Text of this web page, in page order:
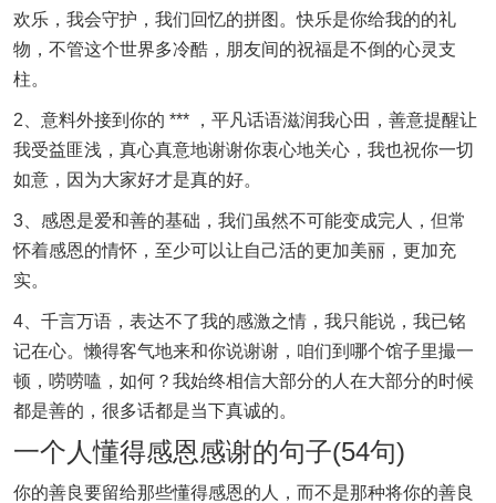
欢乐，我会守护，我们回忆的拼图。快乐是你给我的的礼
物，不管这个世界多冷酷，朋友间的祝福是不倒的心灵支
柱。
2、意料外接到你的 *** ，平凡话语滋润我心田，善意提醒让
我受益匪浅，真心真意地谢谢你衷心地关心，我也祝你一切
如意，因为大家好才是真的好。
3、感恩是爱和善的基础，我们虽然不可能变成完人，但常
怀着感恩的情怀，至少可以让自己活的更加美丽，更加充
实。
4、千言万语，表达不了我的感激之情，我只能说，我已铭
记在心。懒得客气地来和你说谢谢，咱们到哪个馆子里撮一
顿，唠唠嗑，如何？我始终相信大部分的人在大部分的时候
都是善的，很多话都是当下真诚的。
一个人懂得感恩感谢的句子(54句)
你的善良要留给那些懂得感恩的人，而不是那种将你的善良